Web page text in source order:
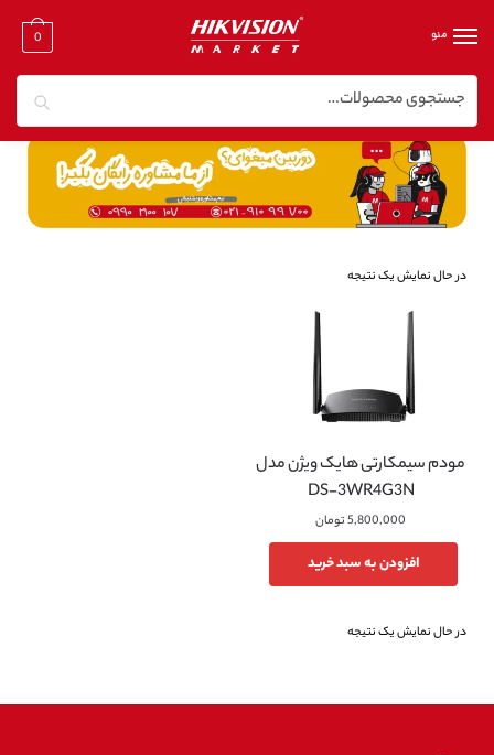
منو 0
خانه / تجهیزات جانبی هایک ویژن
در حال نمایش یک نتیجه
مودم سیمکارتی هایک ویژن مدل
DS-3WR4G3N
5,800,000تومان
افزودن به سبد خرید
در حال نمایش یک نتیجه